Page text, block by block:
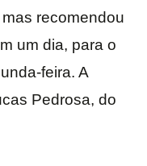
mas recomendou
um dia, para o
feira. A
Pedrosa, do